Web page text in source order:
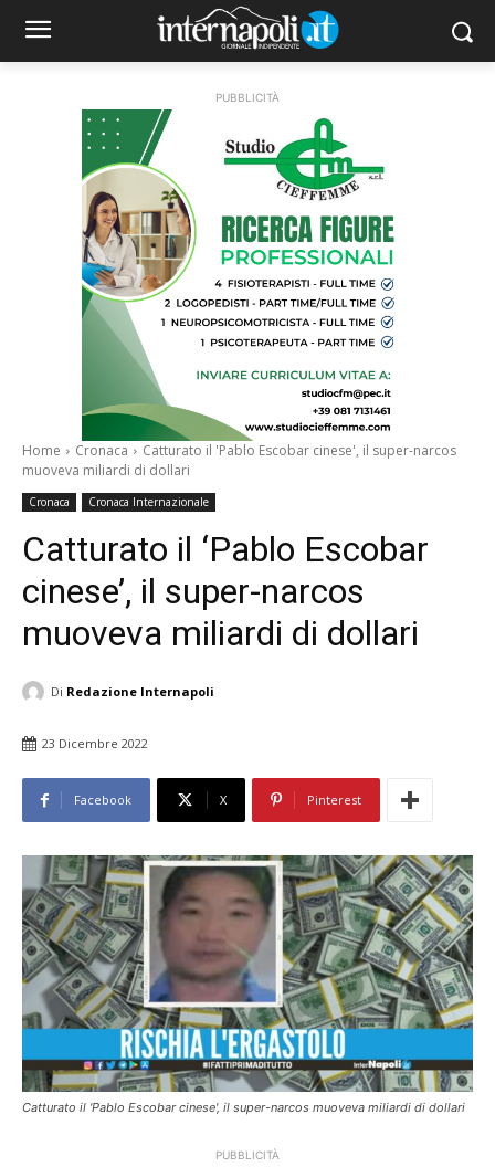
PUBBLICITÀ
Home Cronaca
Catturato il 'Pablo Escobar cinese', il super-narcos
muoveva miliardi di dollari
Cronaca Cronaca Internazionale
Catturato il ‘Pablo Escobar
cinese’, il super-narcos
muoveva miliardi di dollari
Di Redazione Internapoli
23 Dicembre 2022
Facebook X Pinterest
Catturato il 'Pablo Escobar cinese', il super-narcos muoveva miliardi di dollari
PUBBLICITÀ